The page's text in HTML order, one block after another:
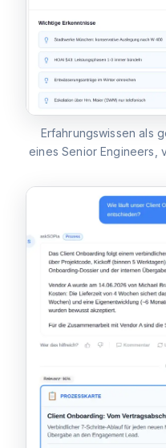
Erfahrungswissen als
eines Senior Engineers,